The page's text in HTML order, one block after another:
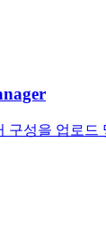
구성을 업로